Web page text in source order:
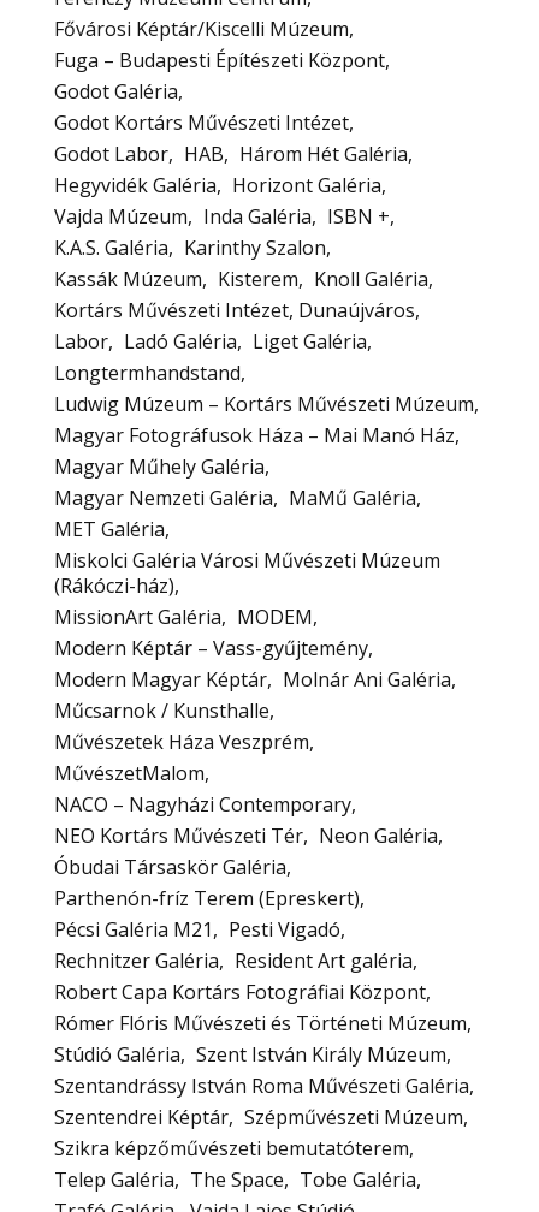
Fővárosi Képtár/Kiscelli Múzeum
Fuga – Budapesti Építészeti Központ
Godot Galéria
Godot Kortárs Művészeti Intézet
Godot Labor
HAB
Három Hét Galéria
Hegyvidék Galéria
Horizont Galéria
Vajda Múzeum
Inda Galéria
ISBN +
K.A.S. Galéria
Karinthy Szalon
Kassák Múzeum
Kisterem
Knoll Galéria
Kortárs Művészeti Intézet, Dunaújváros
Labor
Ladó Galéria
Liget Galéria
Longtermhandstand
Ludwig Múzeum – Kortárs Művészeti Múzeum
Magyar Fotográfusok Háza – Mai Manó Ház
Magyar Műhely Galéria
Magyar Nemzeti Galéria
MaMű Galéria
MET Galéria
Miskolci Galéria Városi Művészeti Múzeum
(Rákóczi-ház)
MissionArt Galéria
MODEM
Modern Képtár – Vass-gyűjtemény
Modern Magyar Képtár
Molnár Ani Galéria
Műcsarnok / Kunsthalle
Művészetek Háza Veszprém
MűvészetMalom
NACO – Nagyházi Contemporary
NEO Kortárs Művészeti Tér
Neon Galéria
Óbudai Társaskör Galéria
Parthenón-fríz Terem (Epreskert)
Pécsi Galéria M21
Pesti Vigadó
Rechnitzer Galéria
Resident Art galéria
Robert Capa Kortárs Fotográfiai Központ
Rómer Flóris Művészeti és Történeti Múzeum
Stúdió Galéria
Szent István Király Múzeum
Szentandrássy István Roma Művészeti Galéria
Szentendrei Képtár Szépművészeti Múzeum
Szikra képzőművészeti bemutatóterem
Telep Galéria
The Space
Tobe Galéria